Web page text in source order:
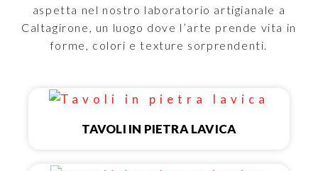
aspetta nel nostro laboratorio artigianale a
Caltagirone, un luogo dove l’arte prende vita in
forme, colori e texture sorprendenti.
TAVOLI IN PIETRA LAVICA